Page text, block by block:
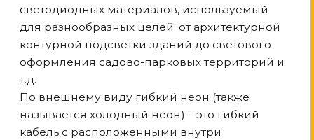
светодиодных материалов, используемый
для разнообразных целей: от архитектурной
контурной подсветки зданий до светового
оформления садово-парковых территорий и
т.д.
По внешнему виду гибкий неон (также
называется холодный неон) – это гибкий
кабель с расположенными внутри